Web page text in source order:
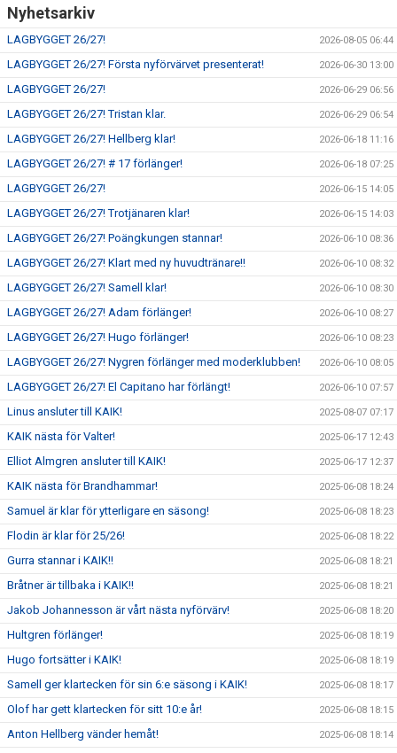
Nyhetsarkiv
LAGBYGGET 26/27! 2026-08-05 06:44
LAGBYGGET 26/27! Första nyförvärvet presenterat! 2026-06-30 13:00
LAGBYGGET 26/27! 2026-06-29 06:56
LAGBYGGET 26/27! Tristan klar. 2026-06-29 06:54
LAGBYGGET 26/27! Hellberg klar! 2026-06-18 11:16
LAGBYGGET 26/27! # 17 förlänger! 2026-06-18 07:25
LAGBYGGET 26/27! 2026-06-15 14:05
LAGBYGGET 26/27! Trotjänaren klar! 2026-06-15 14:03
LAGBYGGET 26/27! Poängkungen stannar! 2026-06-10 08:36
LAGBYGGET 26/27! Klart med ny huvudtränare!! 2026-06-10 08:32
LAGBYGGET 26/27! Samell klar! 2026-06-10 08:30
LAGBYGGET 26/27! Adam förlänger! 2026-06-10 08:27
LAGBYGGET 26/27! Hugo förlänger! 2026-06-10 08:23
LAGBYGGET 26/27! Nygren förlänger med moderklubben! 2026-06-10 08:05
LAGBYGGET 26/27! El Capitano har förlängt! 2026-06-10 07:57
Linus ansluter till KAIK! 2025-08-07 07:17
KAIK nästa för Valter! 2025-06-17 12:43
Elliot Almgren ansluter till KAIK! 2025-06-17 12:37
KAIK nästa för Brandhammar! 2025-06-08 18:24
Samuel är klar för ytterligare en säsong! 2025-06-08 18:23
Flodin är klar för 25/26! 2025-06-08 18:22
Gurra stannar i KAIK!! 2025-06-08 18:21
Bråtner är tillbaka i KAIK!! 2025-06-08 18:21
Jakob Johannesson är vårt nästa nyförvärv! 2025-06-08 18:20
Hultgren förlänger! 2025-06-08 18:19
Hugo fortsätter i KAIK! 2025-06-08 18:19
Samell ger klartecken för sin 6:e säsong i KAIK! 2025-06-08 18:17
Olof har gett klartecken för sitt 10:e år! 2025-06-08 18:15
Anton Hellberg vänder hemåt! 2025-06-08 18:14